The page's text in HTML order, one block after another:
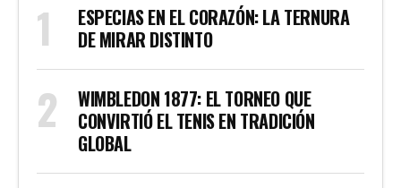
ESPECIAS EN EL CORAZÓN: LA TERNURA
DE MIRAR DISTINTO
WIMBLEDON 1877: EL TORNEO QUE
CONVIRTIÓ EL TENIS EN TRADICIÓN
GLOBAL